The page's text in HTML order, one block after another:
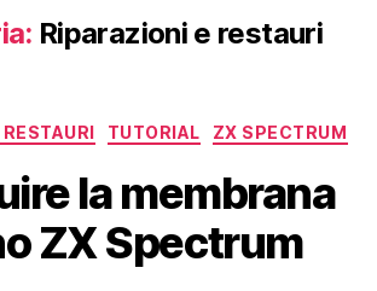
Riparazioni e restauri
Categorie
TUTORIAL ZX SPECTRUM
la membrana
ZX Spectrum